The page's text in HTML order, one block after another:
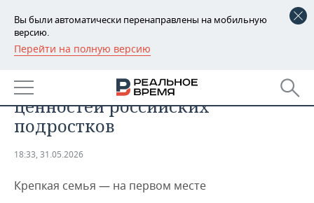
Вы были автоматически перенаправлены на мобильную
версию.
Перейти на полную версию
РЕГИОНЫ
БАШКОРТОСТАН
ТАТАРСТАН
НОВОСТИ
АНАЛИТИКА
ДЕКЛАРАЦИИ О ДОХОДАХ
НОВОСТИ ЭКОНОМИКИ
ПРОМЫШЛЕННОСТЬ
ВЦИОМ назвал топ-5 жизненных
ценностей российских
подростков
18:33, 31.05.2026
Крепкая семья — на первом месте